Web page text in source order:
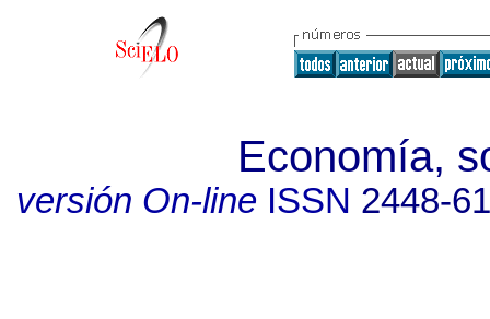
Economía,
versión On-lineISSN 2448-